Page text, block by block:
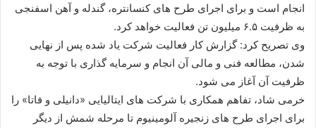
انجام است و برای اجرای طرح های کنسانتره، گندله و آهن اسفنجی
به ظرفیت ۶.۵ میلیون تن فعالیت خواهد کرد.
وی تصریح کرد: گزارش کار فعالیت شرکت یاد شده پس از نهایی
شدن، مطالعه فنی و مالی آن انجام و سرمایه گذاری با توجه به
ظرفیت آن آغاز می شود.
خرمی شاد، تفاهم همکاری با شرکت های ایتالیایی «دانیلی و فاتا» را
برای اجرای طرح های زنجیره آلومینیوم تا مرحله شمش از دیگر